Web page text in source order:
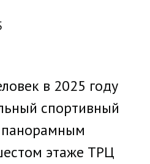
в 2025 году
спортивный
панорамным
этаже ТРЦ